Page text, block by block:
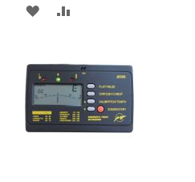
AAN
TOEVOEGEN
OM
TE
VERGELIJKEN